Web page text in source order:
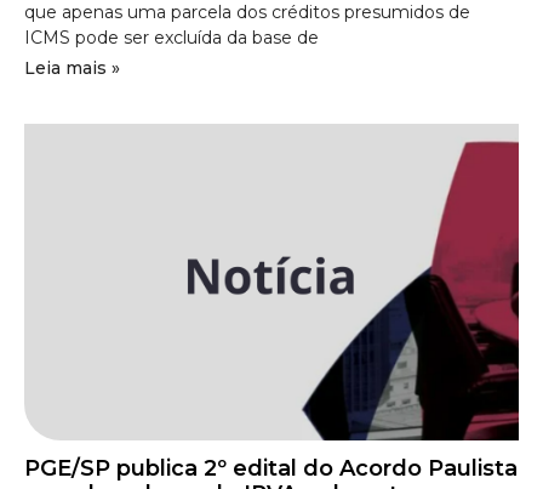
que apenas uma parcela dos créditos presumidos de
ICMS pode ser excluída da base de
Leia mais »
PGE/SP publica 2º edital do Acordo Paulista